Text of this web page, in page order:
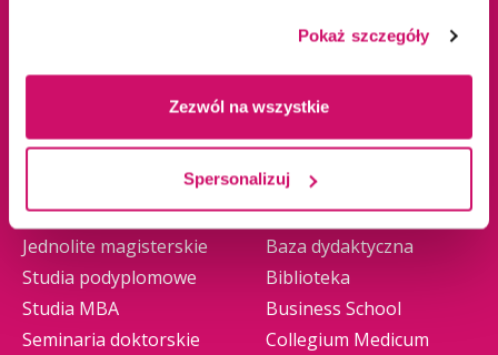
Pokaż szczegóły
Zezwól na wszystkie
Spersonalizuj
Żywiec
Oferta edukacyjna
Studia II stopnia
Jednolite magisterskie
Studia podyplomowe
Studia MBA
Seminaria doktorskie
Uczelnia
O nas
Władze
Baza dydaktyczna
Biblioteka
Business School
Collegium Medicum